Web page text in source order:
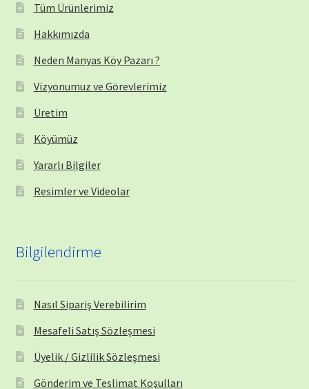
Tüm Ürünlerimiz
Hakkımızda
Neden Manyas Köy Pazarı ?
Vizyonumuz ve Görevlerimiz
Üretim
Köyümüz
Yararlı Bilgiler
Resimler ve Videolar
Bilgilendirme
Nasıl Sipariş Verebilirim
Mesafeli Satış Sözleşmesi
Üyelik / Gizlilik Sözleşmesi
Gönderim ve Teslimat Koşulları